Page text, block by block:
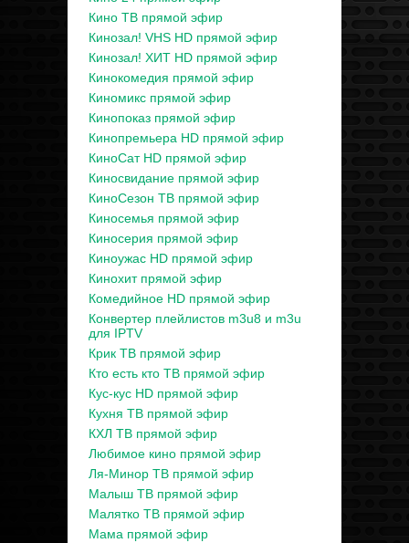
Кино ТВ прямой эфир
Кинозал! VHS HD прямой эфир
Кинозал! ХИТ HD прямой эфир
Кинокомедия прямой эфир
Киномикс прямой эфир
Кинопоказ прямой эфир
Кинопремьера HD прямой эфир
КиноСат HD прямой эфир
Киносвидание прямой эфир
КиноСезон ТВ прямой эфир
Киносемья прямой эфир
Киносерия прямой эфир
Киноужас HD прямой эфир
Кинохит прямой эфир
Комедийное HD прямой эфир
Конвертер плейлистов m3u8 и m3u
для IPTV
Крик ТВ прямой эфир
Кто есть кто ТВ прямой эфир
Кус-кус HD прямой эфир
Кухня ТВ прямой эфир
КХЛ ТВ прямой эфир
Любимое кино прямой эфир
Ля-Минор ТВ прямой эфир
Малыш ТВ прямой эфир
Малятко ТВ прямой эфир
Мама прямой эфир